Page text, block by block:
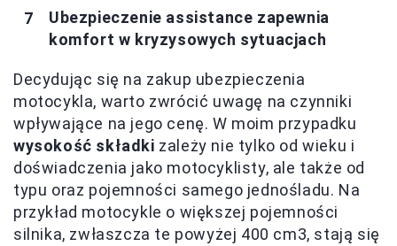
Ubezpieczenie assistance zapewnia
komfort w kryzysowych sytuacjach
Decydując się na zakup ubezpieczenia
motocykla, warto zwrócić uwagę na czynniki
wpływające na jego cenę. W moim przypadku
wysokość składki zależy nie tylko od wieku i
doświadczenia jako motocyklisty, ale także od
typu oraz pojemności samego jednośladu. Na
przykład motocykle o większej pojemności
silnika, zwłaszcza te powyżej 400 cm3, stają się